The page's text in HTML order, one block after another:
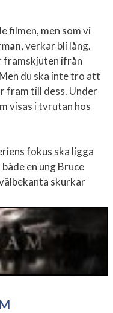
filmen, men som vi
, verkar bli lång.
framskjuten ifrån
du ska inte tro att
fram till dess. Under
visas i tvrutan hos
fokus ska ligga
en ung Bruce
skurkar